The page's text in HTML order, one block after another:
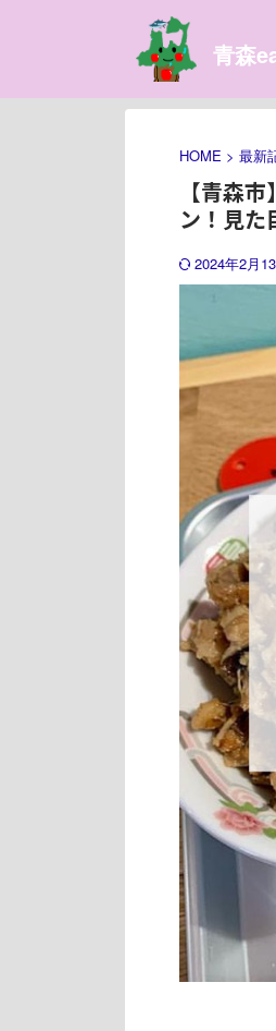
青森
HOME > 最新
【青森
ン！見た
2024年2月